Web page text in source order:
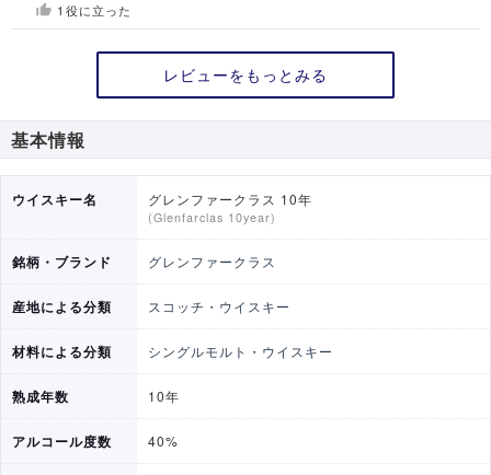
1 役に立った
レビューをもっとみる
基本情報
ウイスキー名 グレンファークラス 10年
(Glenfarclas 10year)
銘柄・ブランド グレンファークラス
産地による分類 スコッチ・ウイスキー
材料による分類 シングルモルト・ウイスキー
熟成年数 10年
アルコール度数 40%